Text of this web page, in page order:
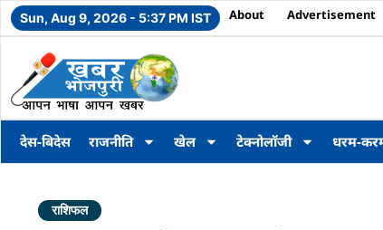
Sun, Aug 9, 2026 - 5:37 PM IST About Advertisement
देस-बिदेस राजनीति खेल टेक्नोलॉजी धरम-
राशिफल